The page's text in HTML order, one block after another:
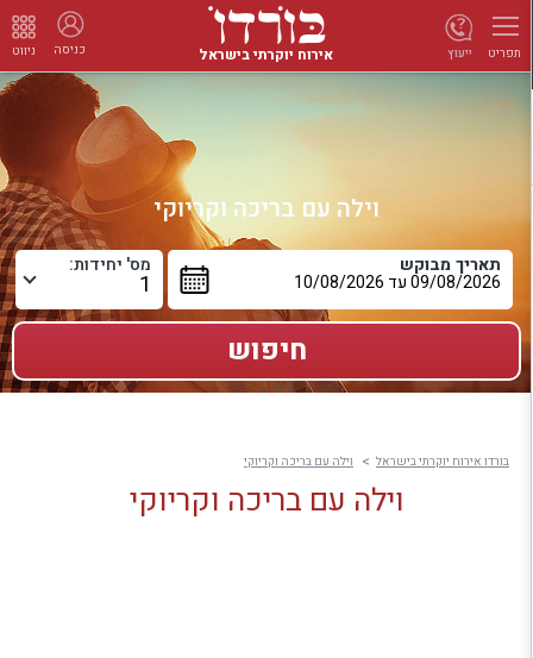
תפריט אירוח יוקרתי בישראל כניסה ניווט ייעוץ
וילה עם בריכה וקריוקי
תאריך מבוקש מס' יחידות:
בורדו אירוח יוקרתי בישראל וילה עם בריכה וקריוקי
וילה עם בריכה וקריוקי